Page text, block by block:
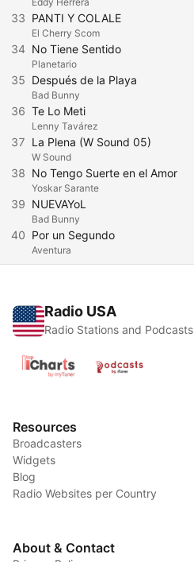
33 PANTI Y COLALE
El Cherry Scom
34 No Tiene Sentido
Planetario
35 Después de la Playa
Bad Bunny
36 Te Lo Meti
Lenny Tavárez
37 La Plena (W Sound 05)
W Sound
38 No Tengo Suerte en el Amor
Yoskar Sarante
39 NUEVAYoL
Bad Bunny
40 Por un Segundo
Aventura
Radio USA
Radio Stations and Podcasts
Resources
Broadcasters
Widgets
Blog
Radio Websites per Country
About & Contact